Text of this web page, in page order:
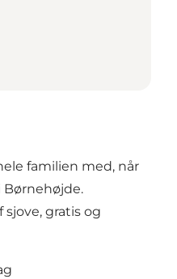
familien med, når
Børnehøjde.
sjove, gratis og